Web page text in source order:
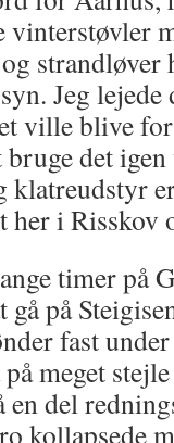
vinterstøvler
strandløver
Jeg lejede
ville blive
det
klatreudstyr
her i Risskov
på
på
fast
meget
del
kollapsede